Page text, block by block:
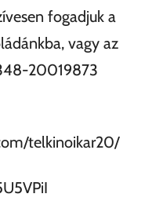
fogadjuk a
vagy az
20019873
telkinoikar20/